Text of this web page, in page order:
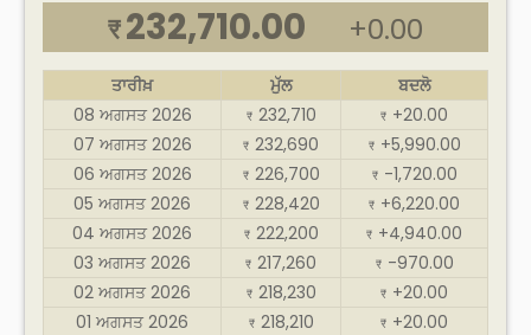
₹ 232,710.00 +0.00
ਤਾਰੀਖ਼ ਮੁੱਲ
ਬਦਲੋ
08 ਅਗਸਤ 2026
₹ 232,710 ₹ +20.00
07 ਅਗਸਤ 2026
₹ 232,690 ₹ +5,990.00
06 ਅਗਸਤ 2026
₹ 226,700 ₹ -1,720.00
05 ਅਗਸਤ 2026
₹ 228,420 ₹ +6,220.00
04 ਅਗਸਤ 2026
₹ 222,200 ₹ +4,940.00
03 ਅਗਸਤ 2026
₹ 217,260 ₹ -970.00
02 ਅਗਸਤ 2026
₹ 218,230 ₹ +20.00
01 ਅਗਸਤ 2026
₹ 218,210 ₹ +20.00